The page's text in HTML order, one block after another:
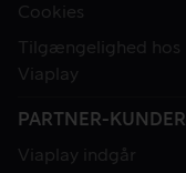
Cookies
Tilgængelighed hos
Viaplay
PARTNER-KUNDER
Viaplay indgår